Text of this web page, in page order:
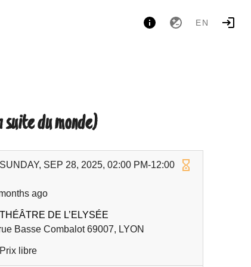
EN
suite du monde)
SUNDAY, SEP 28, 2025, 02:00 PM-12:00
ago
THÉÂTRE DE L’ELYSÉE
Basse Combalot 69007, LYON
Prix libre